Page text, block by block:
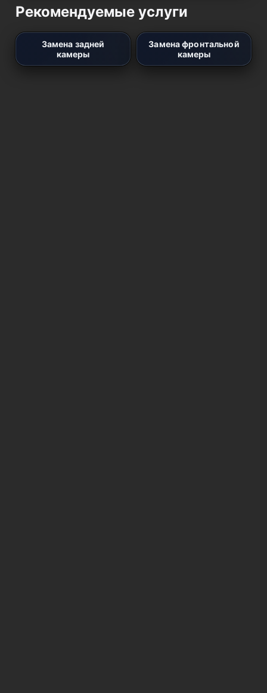
Рекомендуемые услуги
Замена задней
камеры
Замена фронтальной
камеры